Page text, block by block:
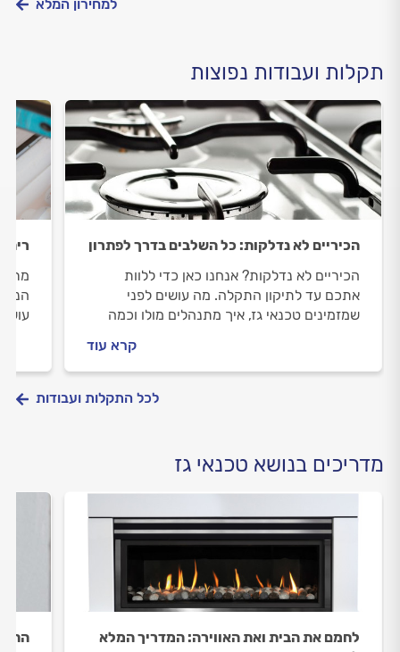
למחירון המלא
תקלות ועבודות נפוצות
הכיריים לא נדלקות: כל השלבים בדרך לפתרון
הכיריים לא נדלקות? אנחנו כאן כדי ללוות
אתכם עד לתיקון התקלה. מה עושים לפני
שמזמינים טכנאי גז, איך מתנהלים מולו וכמה
קרא עוד
ריח
לכל התקלות ועבודות
מדריכים בנושא טכנאי גז
לחמם את הבית ואת האווירה: המדריך המלא